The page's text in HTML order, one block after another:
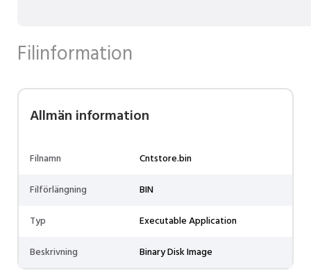
Filinformation
Allmän information
Filnamn
Cntstore.bin
Filförlängning
BIN
Typ
Executable Application
Beskrivning
Binary Disk Image